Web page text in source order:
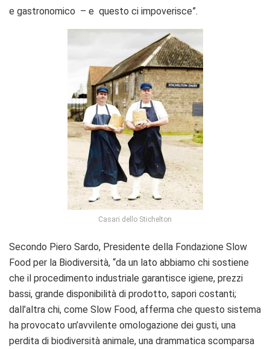
e gastronomico – e questo ci impoverisce”.
Casari dello Stichelton
Secondo Piero Sardo, Presidente della Fondazione Slow
Food per la Biodiversità, “da un lato abbiamo chi sostiene
che il procedimento industriale garantisce igiene, prezzi
bassi, grande disponibilità di prodotto, sapori costanti;
dall’altra chi, come Slow Food, afferma che questo sistema
ha provocato un’avvilente omologazione dei gusti, una
perdita di biodiversità animale, una drammatica scomparsa